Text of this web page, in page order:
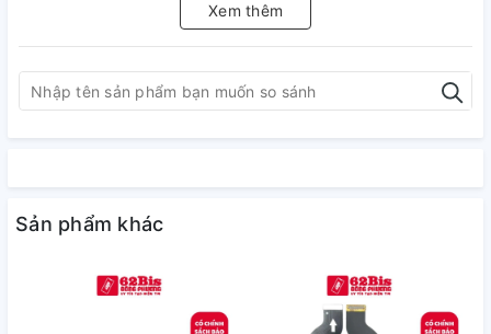
Xem thêm
Sản phẩm khác